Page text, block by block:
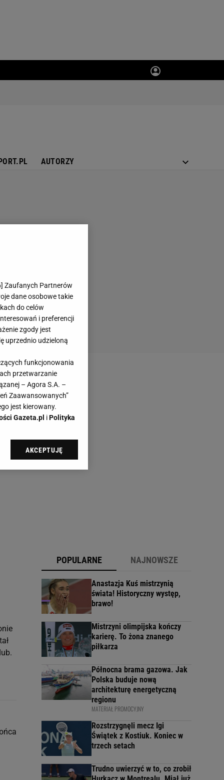
AUTORZY
POPULARNE NAJNOWSZE
Anastazja Kuś mistrzynią
świata! Historyczny występ,
brawo!
Mistrzyni olimpijska kończy
karierę. To żona znanego
piłkarza
Północna brama gazowa. Jak
Polska buduje nową
architekturę energetyczną
regionu
MATERIAŁ PROMOCYJNY
Rozstrzygnęli mecz Igi
Świątek z Kostiuk. Koniec w
trzech setach
Trudno uwierzyć w to, co zrobił
] Zaufanych Partnerów
dane osobowe takie
do celów
i preferencji
zgody jest
uprzednio udzieloną
funkcjonowania
przetwarzanie
– Agora S.A. –
Zaawansowanych”
jest kierowany.
Gazeta.pl iPolityka
sp. z o.o., jej
swoje preferencje
AKCEPTUJĘ